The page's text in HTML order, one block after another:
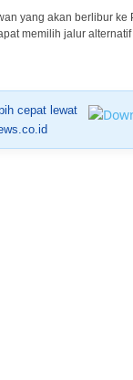
yang akan berlibur ke
memilih jalur alternatif
cepat lewat